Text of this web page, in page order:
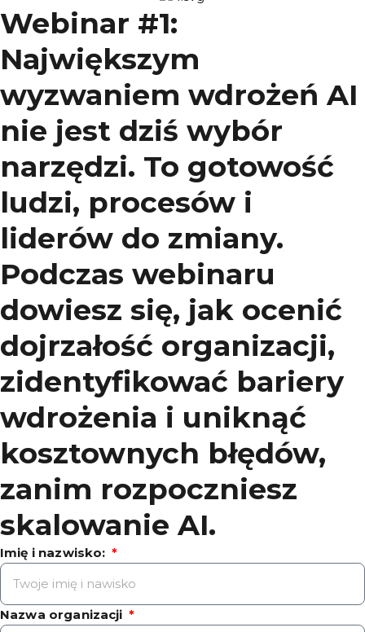
Webinar #1:
Największym
wyzwaniem wdrożeń AI
nie jest dziś wybór
narzędzi. To gotowość
ludzi, procesów i
liderów do zmiany.
Podczas webinaru
dowiesz się, jak ocenić
dojrzałość organizacji,
zidentyfikować bariery
wdrożenia i uniknąć
kosztownych błędów,
zanim rozpoczniesz
skalowanie AI.
Imię i nazwisko:
Nazwa organizacji